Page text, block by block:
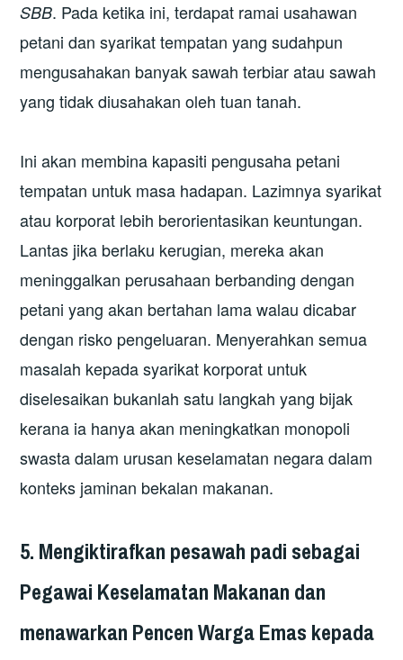
SBB. Pada ketika ini, terdapat ramai usahawan
petani dan syarikat tempatan yang sudahpun
mengusahakan banyak sawah terbiar atau sawah
yang tidak diusahakan oleh tuan tanah.
Ini akan membina kapasiti pengusaha petani
tempatan untuk masa hadapan. Lazimnya syarikat
atau korporat lebih berorientasikan keuntungan.
Lantas jika berlaku kerugian, mereka akan
meninggalkan perusahaan berbanding dengan
petani yang akan bertahan lama walau dicabar
dengan risko pengeluaran. Menyerahkan semua
masalah kepada syarikat korporat untuk
diselesaikan bukanlah satu langkah yang bijak
kerana ia hanya akan meningkatkan monopoli
swasta dalam urusan keselamatan negara dalam
konteks jaminan bekalan makanan.
5. Mengiktirafkan pesawah padi sebagai
Pegawai Keselamatan Makanan dan
menawarkan Pencen Warga Emas kepada